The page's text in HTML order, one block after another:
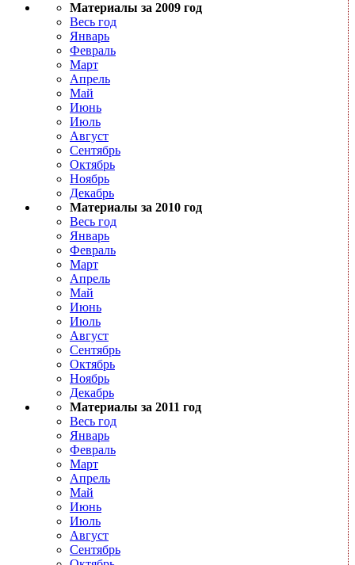
Материалы за 2009 год
Весь год
Январь
Февраль
Март
Апрель
Май
Июнь
Июль
Август
Сентябрь
Октябрь
Ноябрь
Декабрь
Материалы за 2010 год
Весь год
Январь
Февраль
Март
Апрель
Май
Июнь
Июль
Август
Сентябрь
Октябрь
Ноябрь
Декабрь
Материалы за 2011 год
Весь год
Январь
Февраль
Март
Апрель
Май
Июнь
Июль
Август
Сентябрь